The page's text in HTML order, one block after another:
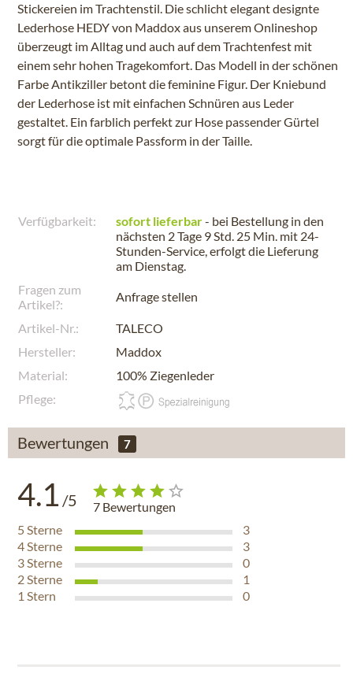
Stickereien im Trachtenstil. Die schlicht elegant designte
Lederhose HEDY von Maddox aus unserem Onlineshop
überzeugt im Alltag und auch auf dem Trachtenfest mit
einem sehr hohen Tragekomfort. Das Modell in der schönen
Farbe Antikziller betont die feminine Figur. Der Kniebund
der Lederhose ist mit einfachen Schnüren aus Leder
gestaltet. Ein farblich perfekt zur Hose passender Gürtel
sorgt für die optimale Passform in der Taille.
Verfügbarkeit: sofort lieferbar- bei Bestellung in den
nächsten 2 Tage 9 Std. 25 Min. mit 24-
Stunden-Service, erfolgt die Lieferung
am Dienstag.
Fragen zum
Artikel?:
Anfrage stellen
Artikel-Nr.:
TALECO
Hersteller:
Maddox
Material:
100% Ziegenleder
Pflege:
Bewertungen 7
4.1 /5 7 Bewertungen
5Sterne
3
4Sterne
3
3Sterne
0
2Sterne
1
1 Stern 0